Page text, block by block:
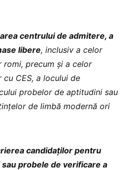
centrului de admitere, a
libere, inclusiv a celor
precum și a celor
CES, a locului de
probelor de aptitudini sau
de limbă modernă ori
candidaților pentru
probele de verificare a